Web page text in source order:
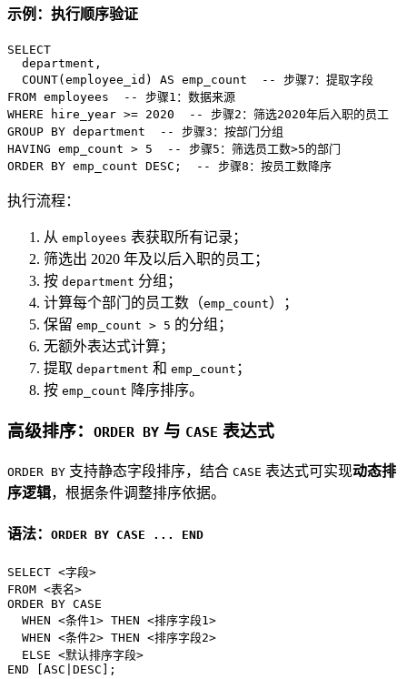
示例：执行顺序验证
SELECT
  department,
COUNT(employee_id) AS emp_count
-- 步骤7：提取字段
FROM employees
-- 步骤1：数据来源
WHERE hire_year >= 2020
-- 步骤2：筛选2020年后入职的员工
GROUP BY department
-- 步骤3：按部门分组
HAVING emp_count > 5
-- 步骤5：筛选员工数>5的部门
ORDER BY emp_count DESC ; -- 步骤8：按员工数降序
执行流程：
从 employees 表获取所有记录；
筛选出 2020 年及以后入职的员工；
按 department 分组；
计算每个部门的员工数（emp_count）；
保留 emp_count > 5 的分组；
无额外表达式计算；
提取 department 和 emp_count ；
按 emp_count 降序排序。
高级排序： ORDER BY 与 CASE 表达式
ORDER BY 支持静态字段排序，结合 CASE 表达式可实现动态排
序逻辑，根据条件调整排序依据。
语法： ORDER BY CASE ... END
SELECT <字段>
FROM <表名>
ORDER BY CASE
WHEN <条件1> THEN <排序字段1>
WHEN <条件2> THEN <排序字段2>
ELSE <默认排序字段>
END
ASC DESC ];